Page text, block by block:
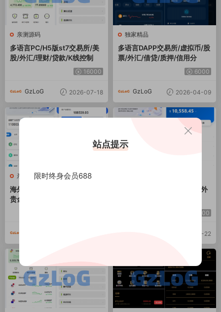
亲测源码
多语言PC/H5版st7交易所/美
股/外汇/理财/贷款/K线控制
16000
GzLoG 2026-07-18
独家精品
多语言DAPP交易所/虚拟币/股
票/外汇/借贷/质押/信用分
6000
GzLoG 2026-04-09
亲测源码
海外DAPP综合盘交易所/股票/
贵金属/虚拟币/外汇/行情控制
多语言DAPP综合盘交易所/外
15000
2026-03-22
站点提示
限时终身会员688